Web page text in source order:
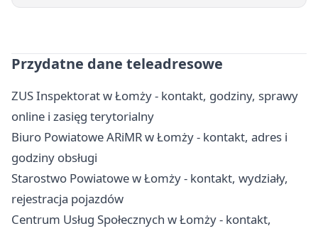
Przydatne dane teleadresowe
ZUS Inspektorat w Łomży - kontakt, godziny, sprawy
online i zasięg terytorialny
Biuro Powiatowe ARiMR w Łomży - kontakt, adres i
godziny obsługi
Starostwo Powiatowe w Łomży - kontakt, wydziały,
rejestracja pojazdów
Centrum Usług Społecznych w Łomży - kontakt,